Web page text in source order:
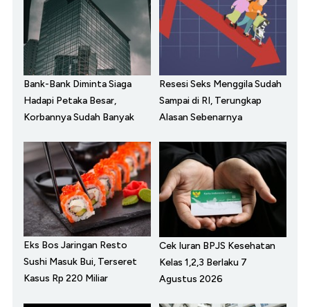
Bank-Bank Diminta Siaga
Hadapi Petaka Besar,
Korbannya Sudah Banyak
Resesi Seks Menggila Sudah
Sampai di RI, Terungkap
Alasan Sebenarnya
Eks Bos Jaringan Resto
Sushi Masuk Bui, Terseret
Kasus Rp 220 Miliar
Cek Iuran BPJS Kesehatan
Kelas 1,2,3 Berlaku 7
Agustus 2026